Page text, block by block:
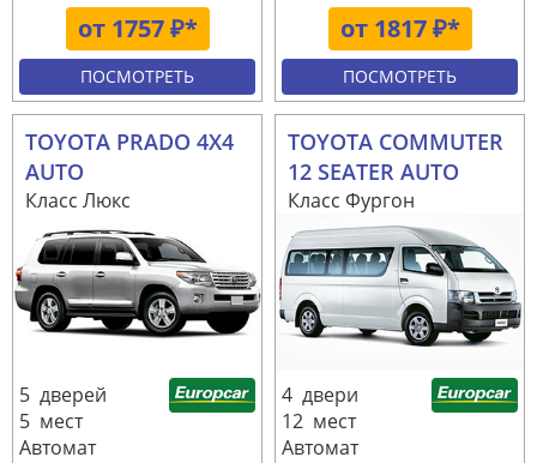
от 1757 ₽*
ПОСМОТРЕТЬ
от 1817 ₽*
ПОСМОТРЕТЬ
TOYOTA PRADO 4X4
AUTO
Класс Люкс
5 дверей
5 мест
Автомат
TOYOTA COMMUTER
12 SEATER AUTO
Класс Фургон
4 двери
12 мест
Автомат